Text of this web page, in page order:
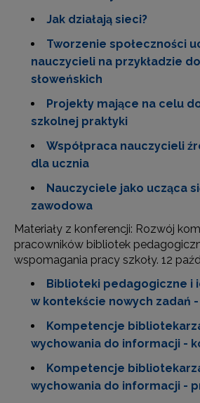
Jak działają sieci?
Tworzenie społeczności
nauczycieli na przykładzie
słoweńskich
Projekty mające na celu
szkolnej praktyki
Współpraca nauczycieli
dla ucznia
Nauczyciele jako ucząca
zawodowa
Materiały z konferencji: Rozwój
pracowników bibliotek
wspomagania pracy szkoły. 12
Biblioteki pedagogiczne i
w kontekście nowych zadań
Kompetencje
wychowania do informacji -
Kompetencje
wychowania do informacji -